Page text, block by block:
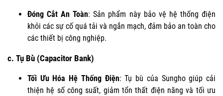
Đóng Cắt An Toàn: Sản phẩm này bảo vệ hệ thống điện
khỏi các sự cố quá tải và ngắn mạch, đảm bảo an toàn cho
các thiết bị công nghiệp.
c. Tụ Bù (Capacitor Bank)
Tối Ưu Hóa Hệ Thống Điện: Tụ bù của Sungho giúp cải
thiện hệ số công suất, giảm tổn thất điện năng và tối ưu